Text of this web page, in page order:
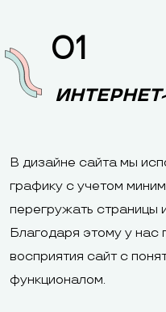
01
В дизайне сайта мы
графику с учетом
перегружать страницы
Благодаря этому у нас
восприятия сайт с
функционалом.